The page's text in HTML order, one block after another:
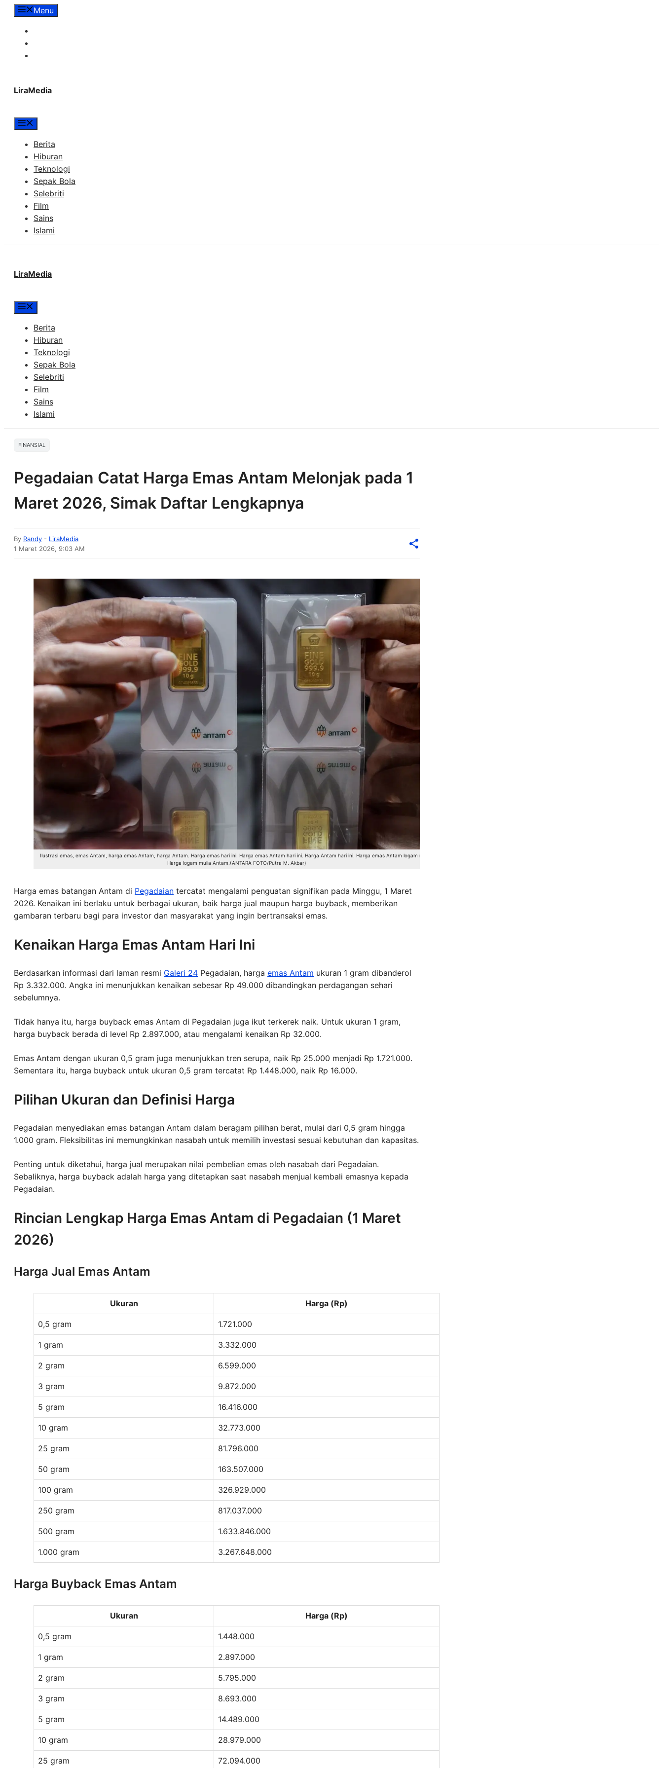
LangsungMenu
LiraMedia
Berita
Hiburan
Teknologi
Sepak Bola
Selebriti
Film
Sains
Islami
LiraMedia
Berita
Hiburan
Teknologi
Sepak Bola
Selebriti
Film
Sains
Islami
FINANSIAL
Pegadaian Catat Harga Emas Antam Melonjak pada 1
Maret 2026, Simak Daftar Lengkapnya
By Randy - LiraMedia
1 Maret 2026, 9:03 AM
Ilustrasi emas, emas Antam, harga emas Antam, harga Antam. Harga emas hari ini. Harga emas Antam hari ini. Harga Antam hari ini. Harga emas Antam logam mulia.
Harga logam mulia Antam.(ANTARA FOTO/Putra M. Akbar)
Harga emas batangan Antam di Pegadaian tercatat mengalami penguatan signifikan pada Minggu, 1 Maret
2026. Kenaikan ini berlaku untuk berbagai ukuran, baik harga jual maupun harga buyback, memberikan
gambaran terbaru bagi para investor dan masyarakat yang ingin bertransaksi emas.
Kenaikan Harga Emas Antam Hari Ini
Berdasarkan informasi dari laman resmi Galeri 24 Pegadaian, harga emas Antam ukuran 1 gram dibanderol
Rp 3.332.000. Angka ini menunjukkan kenaikan sebesar Rp 49.000 dibandingkan perdagangan sehari
sebelumnya.
Tidak hanya itu, harga buyback emas Antam di Pegadaian juga ikut terkerek naik. Untuk ukuran 1 gram,
harga buyback berada di level Rp 2.897.000, atau mengalami kenaikan Rp 32.000.
Emas Antam dengan ukuran 0,5 gram juga menunjukkan tren serupa, naik Rp 25.000 menjadi Rp 1.721.000.
Sementara itu, harga buyback untuk ukuran 0,5 gram tercatat Rp 1.448.000, naik Rp 16.000.
Pilihan Ukuran dan Definisi Harga
Pegadaian menyediakan emas batangan Antam dalam beragam pilihan berat, mulai dari 0,5 gram hingga
1.000 gram. Fleksibilitas ini memungkinkan nasabah untuk memilih investasi sesuai kebutuhan dan kapasitas.
Penting untuk diketahui, harga jual merupakan nilai pembelian emas oleh nasabah dari Pegadaian.
Sebaliknya, harga buyback adalah harga yang ditetapkan saat nasabah menjual kembali emasnya kepada
Pegadaian.
Rincian Lengkap Harga Emas Antam di Pegadaian (1 Maret
2026)
Harga Jual Emas Antam
Ukuran Harga (Rp)
0,5 gram 1.721.000
1 gram 3.332.000
2 gram 6.599.000
3 gram 9.872.000
5 gram 16.416.000
10 gram 32.773.000
25 gram 81.796.000
50 gram 163.507.000
100 gram 326.929.000
250 gram 817.037.000
500 gram 1.633.846.000
1.000 gram 3.267.648.000
Harga Buyback Emas Antam
Ukuran Harga (Rp)
0,5 gram 1.448.000
1 gram 2.897.000
2 gram 5.795.000
3 gram 8.693.000
5 gram 14.489.000
10 gram 28.979.000
25 gram 72.094.000